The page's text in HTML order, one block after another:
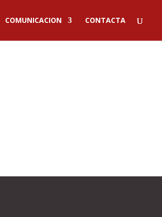
COMUNICACION CONTACTA